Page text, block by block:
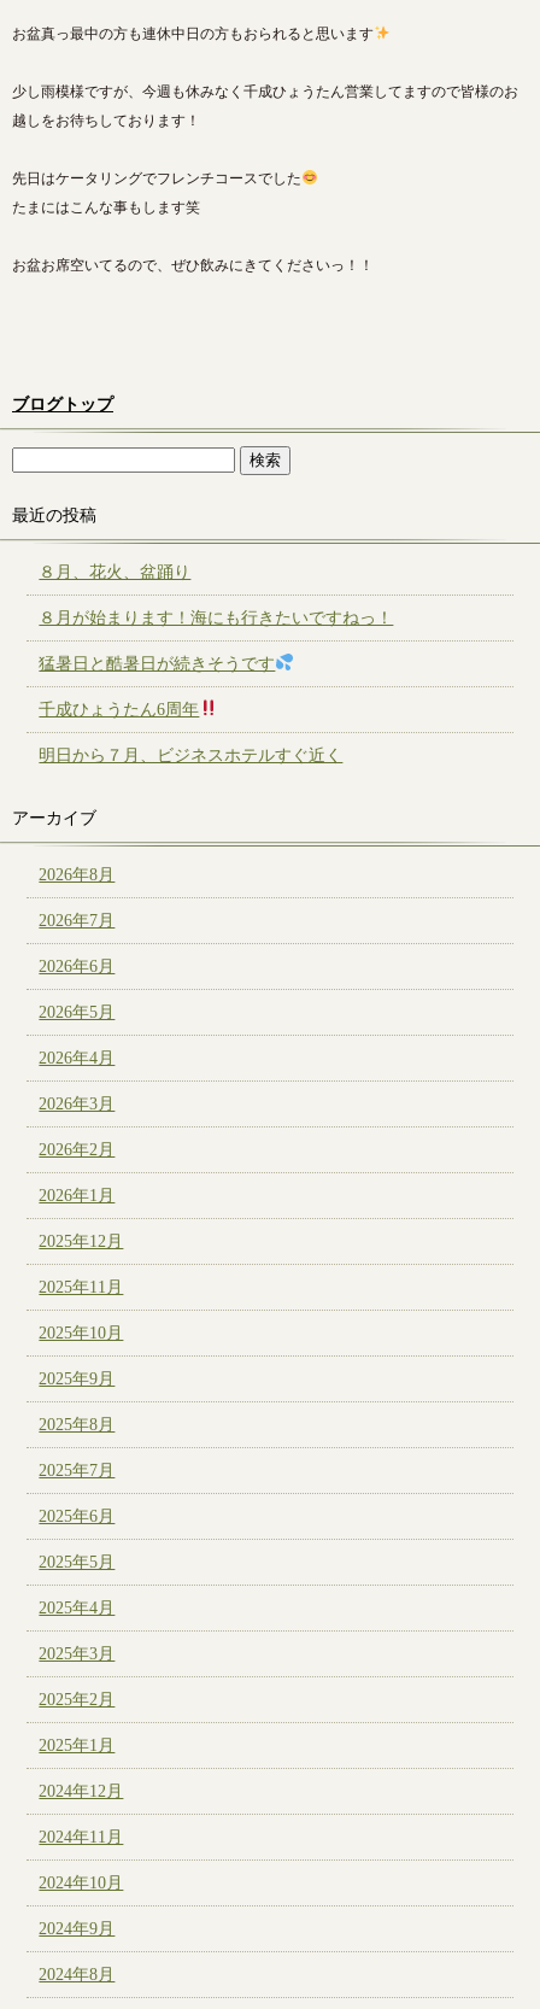
お盆真っ最中の方も連休中日の方もおられると思います
少し雨模様ですが、今週も休みなく千成ひょうたん営業してますので皆様のお
越しをお待ちしております！
先日はケータリングでフレンチコースでした
たまにはこんな事もします笑
お盆お席空いてるので、ぜひ飲みにきてくださいっ！！
ブログトップ
最近の投稿
８月、花火、盆踊り
８月が始まります！海にも行きたいですねっ！
猛暑日と酷暑日が続きそうです
千成ひょうたん6周年
明日から７月、ビジネスホテルすぐ近く
アーカイブ
2026年8月
2026年7月
2026年6月
2026年5月
2026年4月
2026年3月
2026年2月
2026年1月
2025年12月
2025年11月
2025年10月
2025年9月
2025年8月
2025年7月
2025年6月
2025年5月
2025年4月
2025年3月
2025年2月
2025年1月
2024年12月
2024年11月
2024年10月
2024年9月
2024年8月